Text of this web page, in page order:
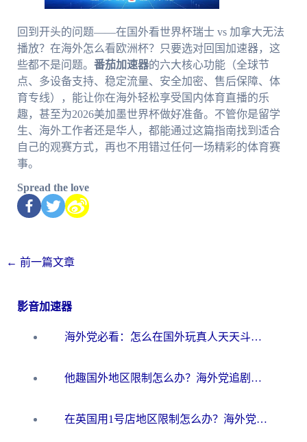
回到开头的问题——在国外看世界杯瑞士 vs 加拿大无法
播放？在海外怎么看欧洲杯？只要选对回国加速器，这
些都不是问题。 番茄加速器的六大核心功能（全球节
点、多设备支持、稳定流量、安全加密、售后保障、体
育专线），能让你在海外轻松享受国内体育直播的乐
趣，甚至为2026美加墨世界杯做好准备。不管你是留学
生、海外工作者还是华人，都能通过这篇指南找到适合
自己的观赛方式，再也不用错过任何一场精彩的体育赛
事。
Spread the love
← 前一篇文章
影音加速器
海外党必看：怎么在国外玩真人天天斗地主？附证券开户、音乐定位修改全攻略
他趣国外地区限制怎么办？海外党追剧听歌看直播的一站式解决方案
在英国用1号店地区限制怎么办？海外党必看的回国加速全攻略